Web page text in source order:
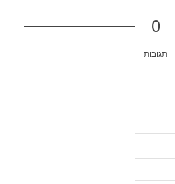
0
תגובות